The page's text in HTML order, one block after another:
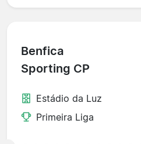
Benfica
Sporting CP
Estádio da Luz
Primeira Liga